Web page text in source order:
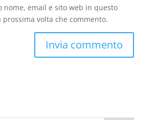
nome, email e sito web in questo
volta che commento.